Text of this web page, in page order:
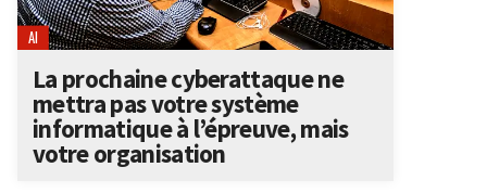
AI
La prochaine cyberattaque ne
mettra pas votre système
informatique à l’épreuve, mais
votre organisation